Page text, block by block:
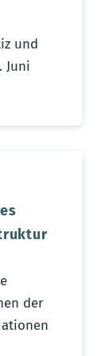
und
Juni
der